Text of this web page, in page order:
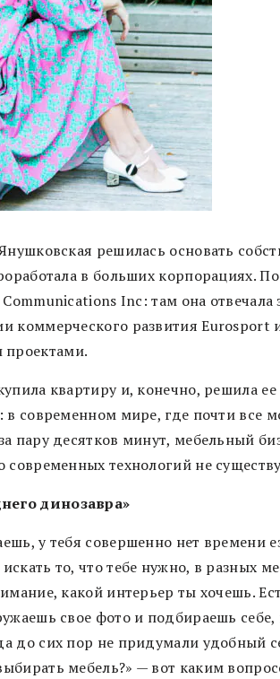
решилась основать
в больших корпорациях.
Inc: там она отвечала
коммерческого развития Eurosport
квартиру и, конечно, решила ее
в современном мире, где почти все
пару десятков минут, мебельный
современных технологий не
динозавра»
у тебя совершенно нет времени
то, что тебе нужно, в разных
какой интерьер ты хочешь.
свое фото и подбираешь
до сих пор не придумали удобный
мебель?» — вот каким